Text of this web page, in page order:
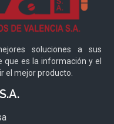
soluciones a sus
es la información y el
el mejor producto.